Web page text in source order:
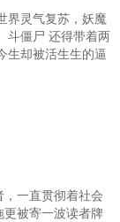
界灵气复苏，妖魔
斗僵尸 还得带着两
生却被活生生的逼
一直贯彻着社会
被寄一波读者牌